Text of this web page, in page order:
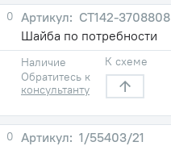
0
СТ142-3708808
Шайба по потребности
Наличие
Обратитесь к
консультанту
К схеме
0
1/55403/21